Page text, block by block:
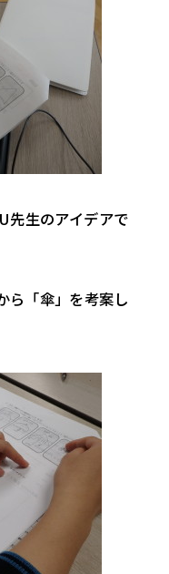
先生のアイデアで
ら「傘」を考案し